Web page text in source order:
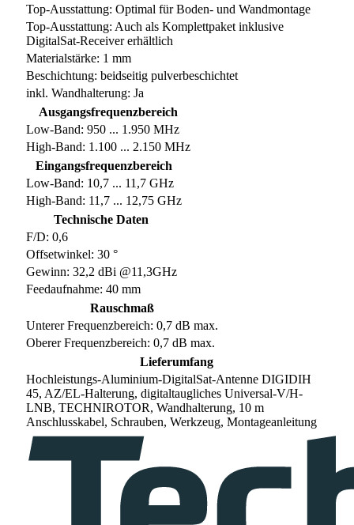
Top-Ausstattung: Optimal für Boden- und Wandmontage
Top-Ausstattung: Auch als Komplettpaket inklusive
DigitalSat-Receiver erhältlich
Materialstärke: 1 mm
Beschichtung: beidseitig pulverbeschichtet
inkl. Wandhalterung: Ja
Ausgangsfrequenzbereich
Low-Band: 950 ... 1.950 MHz
High-Band: 1.100 ... 2.150 MHz
Eingangsfrequenzbereich
Low-Band: 10,7 ... 11,7 GHz
High-Band: 11,7 ... 12,75 GHz
Technische Daten
F/D: 0,6
Offsetwinkel: 30 °
Gewinn: 32,2 dBi @11,3GHz
Feedaufnahme: 40 mm
Rauschmaß
Unterer Frequenzbereich: 0,7 dB max.
Oberer Frequenzbereich: 0,7 dB max.
Lieferumfang
Hochleistungs-Aluminium-DigitalSat-Antenne DIGIDIH
45, AZ/EL-Halterung, digitaltaugliches Universal-V/H-
LNB, TECHNIROTOR, Wandhalterung, 10 m
Anschlusskabel, Schrauben, Werkzeug, Montageanleitung